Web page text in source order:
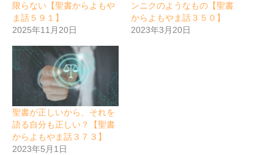
限らない【聖書からよもや
ま話５９１】
2025年11月20日
ンニクのようなもの【聖書
からよもやま話３５０】
2023年3月20日
聖書が正しいから、それを
語る自分も正しい？【聖書
からよもやま話３７３】
2023年5月1日